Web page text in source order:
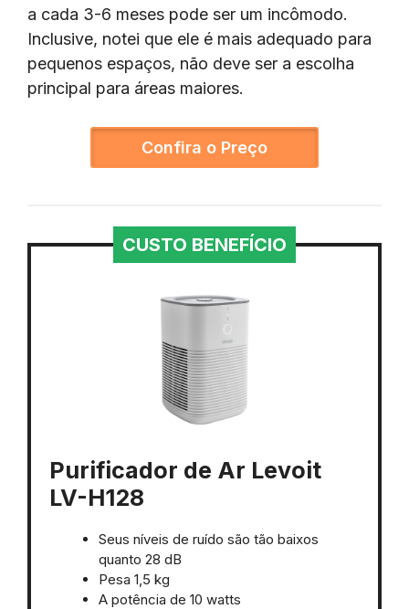
a cada 3-6 meses pode ser um incômodo.
Inclusive, notei que ele é mais adequado para
pequenos espaços, não deve ser a escolha
principal para áreas maiores.
Confira o Preço
CUSTO BENEFÍCIO
Purificador de Ar Levoit
LV-H128
Seus níveis de ruído são tão baixos
quanto 28 dB
Pesa 1,5 kg
A potência de 10 watts